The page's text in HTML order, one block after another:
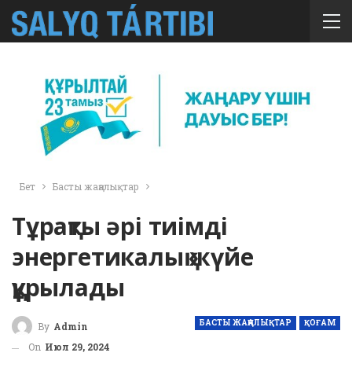
Бет Басты жаңалықтар
Тұрақты әрі тиімді
энергетикалық жүйе
құрылады
БАСТЫ ЖАҢАЛЫҚТАР ҚОҒАМ
By Admin
On Июл 29, 2024